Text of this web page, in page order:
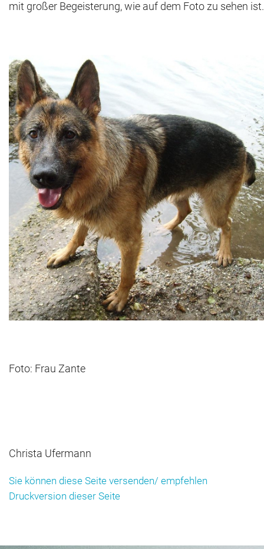
mit großer Begeisterung, wie auf dem Foto zu sehen ist.
Foto: Frau Zante
Christa Ufermann
Sie können diese Seite versenden/ empfehlen
Druckversion dieser Seite